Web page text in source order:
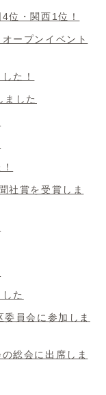
位・関西1位！
ープンイベント
た！
ました
社賞を受賞しま
た
員会に参加しま
総会に出席しま